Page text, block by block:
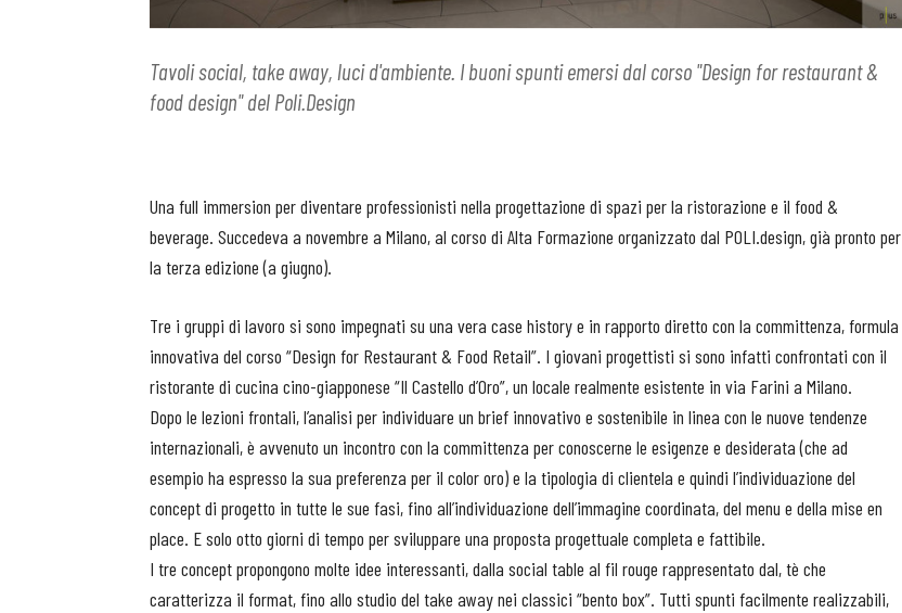
Tavoli social, take away, luci d'ambiente. I buoni spunti emersi dal corso "Design for restaurant &
food design" del Poli.Design
Una full immersion per diventare professionisti nella progettazione di spazi per la ristorazione e il food &
beverage. Succedeva a novembre a Milano, al corso di Alta Formazione organizzato dal POLI.design, già pronto per
la terza edizione (a giugno).
Tre i gruppi di lavoro si sono impegnati su una vera case history e in rapporto diretto con la committenza, formula
innovativa del corso “Design for Restaurant & Food Retail”. I giovani progettisti si sono infatti confrontati con il
ristorante di cucina cino-giapponese “Il Castello d’Oro”, un locale realmente esistente in via Farini a Milano.
Dopo le lezioni frontali, l’analisi per individuare un brief innovativo e sostenibile in linea con le nuove tendenze
internazionali, è avvenuto un incontro con la committenza per conoscerne le esigenze e desiderata (che ad
esempio ha espresso la sua preferenza per il color oro) e la tipologia di clientela e quindi l’individuazione del
concept di progetto in tutte le sue fasi, fino all’individuazione dell’immagine coordinata, del menu e della mise en
place. E solo otto giorni di tempo per sviluppare una proposta progettuale completa e fattibile.
I tre concept propongono molte idee interessanti, dalla social table al fil rouge rappresentato dal, tè che
caratterizza il format, fino allo studio del take away nei classici “bento box”. Tutti spunti facilmente realizzabili,